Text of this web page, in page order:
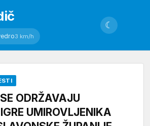
3 km/h
☾
ODRŽAVAJU
UMIROVLJENIKA